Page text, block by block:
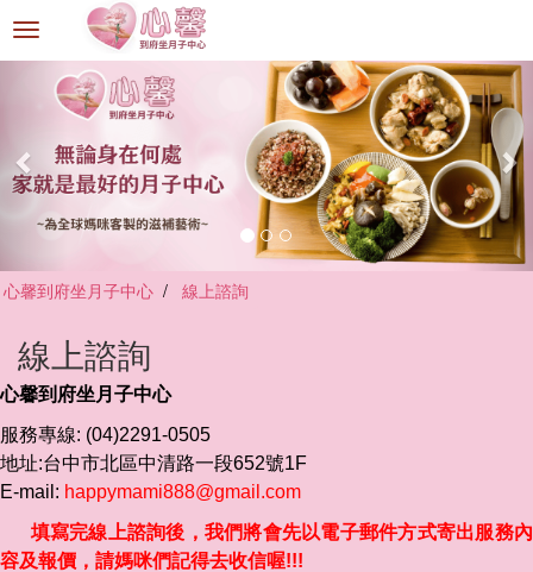
選
單
心馨到府坐月子中心 線上諮詢
線上諮詢
心馨到府坐月子中心
服務專線: (04)2291-0505
地址:台中市北區中清路一段652號1F
E-mail: happymami888@gmail.com
填寫完線上諮詢後，我們將會先以電子郵件方式寄出服務內
容及報價，請媽咪們記得去收信喔!!!